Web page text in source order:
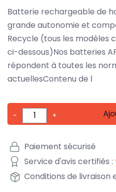
Batterie rechargeable de
grande autonomie et
Recycle (tous les modèles
ci-dessous)Nos batteries
répondent à toutes les
actuellesContenu de l
- +
Paiement sécurisé
Service d'avis certifiés :
Conditions de livraison